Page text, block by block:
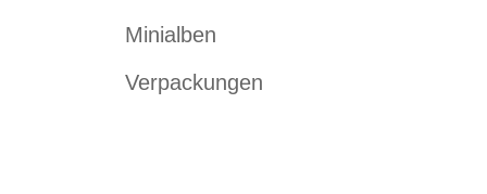
Minialben
Verpackungen